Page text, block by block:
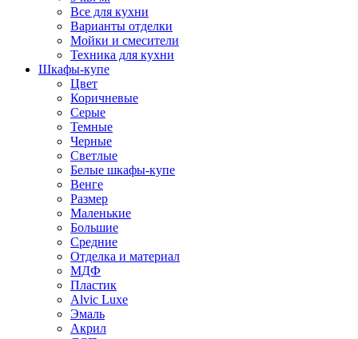
Все для кухни
Варианты отделки
Мойки и смесители
Техника для кухни
Шкафы-купе
Цвет
Коричневые
Серые
Темные
Черные
Светлые
Белые шкафы-купе
Венге
Размер
Маленькие
Большие
Средние
Отделка и материал
МДФ
Пластик
Alvic Luxe
Эмаль
Акрил